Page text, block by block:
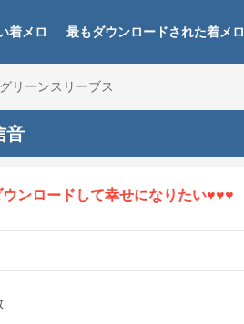
着メロ 最もダウンロードされた着メロ
グリーンスリーブス
音
ードして幸せになりたい♥♥♥